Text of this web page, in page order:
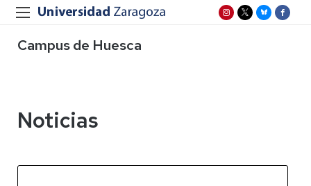
Campus de Huesca
Noticias